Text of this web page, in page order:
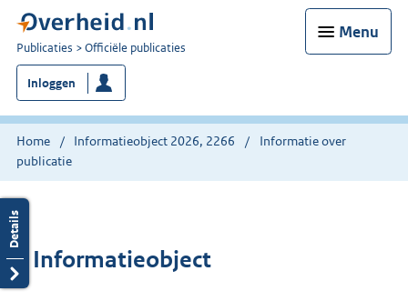
Menu
U
bent
nu
hier:
Publicaties Officiële publicaties
Inloggen
Home Informatieobject 2026, 2266
Informatie over
publicatie
Informatieobject